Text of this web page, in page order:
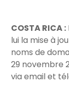
COSTA RICA :
lui la mise à
noms de
29 novembre
via email et